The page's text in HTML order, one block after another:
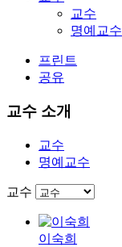
교수
명예교수
프린트
공유
교수 소개
교수
명예교수
교수
이숙희